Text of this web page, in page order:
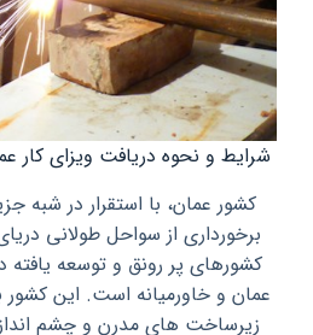
شرایط و نحوه دریافت ویزای کار
کشور عمان، با استقرار در شبه
برخورداری از سواحل طولانی
کشورهای پر رونق و توسعه یافته
عمان و خاورمیانه است. این کشور
زیرساخت های مدرن و چشم